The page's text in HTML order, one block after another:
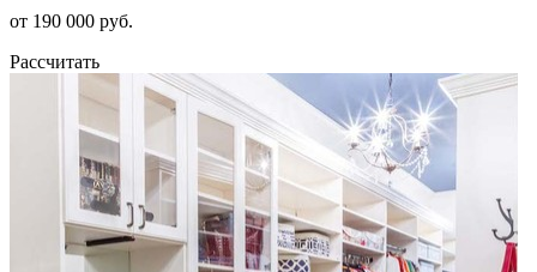
от 190 000 руб.
Рассчитать